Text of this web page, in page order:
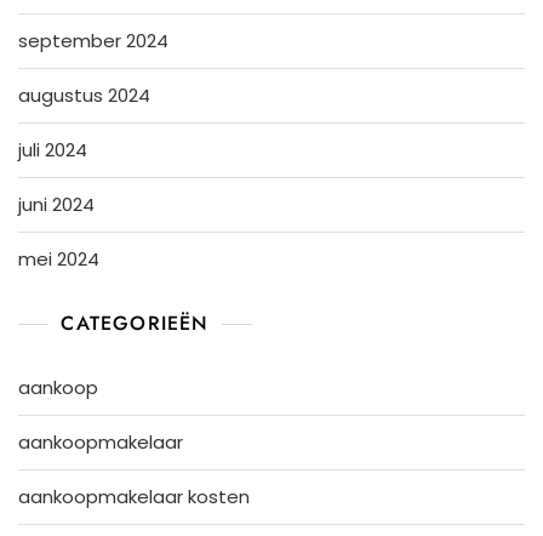
september 2024
augustus 2024
juli 2024
juni 2024
mei 2024
CATEGORIEËN
aankoop
aankoopmakelaar
aankoopmakelaar kosten